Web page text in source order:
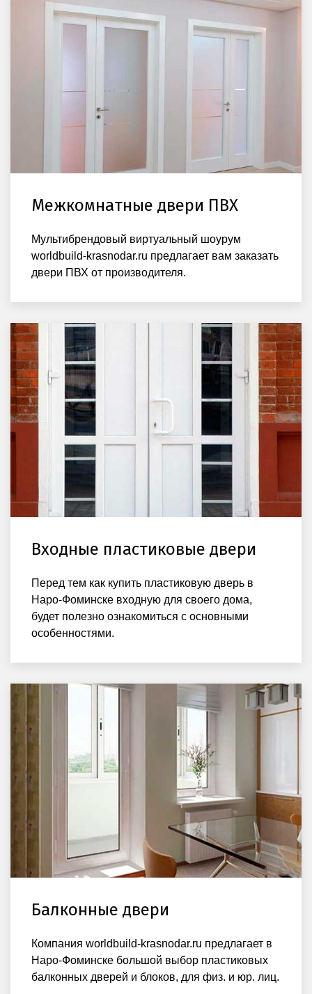
Межкомнатные двери ПВХ
Мультибрендовый виртуальный шоурум
worldbuild-krasnodar.ru предлагает вам заказать
двери ПВХ от производителя.
Входные пластиковые двери
Перед тем как купить пластиковую дверь в
Наро-Фоминске входную для своего дома,
будет полезно ознакомиться с основными
особенностями.
Балконные двери
Компания worldbuild-krasnodar.ru предлагает в
Наро-Фоминске большой выбор пластиковых
балконных дверей и блоков, для физ. и юр. лиц.